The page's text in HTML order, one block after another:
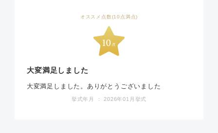
オススメ点数(10点満点)
大変満足しました
大変満足しました。ありがとうございました
挙式年月 ： 2026年01月挙式